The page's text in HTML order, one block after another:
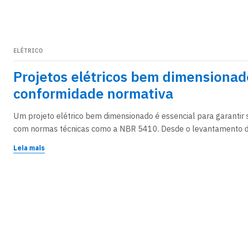
ELÉTRICO
Projetos elétricos bem
conformidade normativa
Um projeto elétrico bem dimensionado é essencial para garantir
com normas técnicas como a NBR 5410. Desde o levantamento
desempenho adequado das instalações em edificações
Leia mais